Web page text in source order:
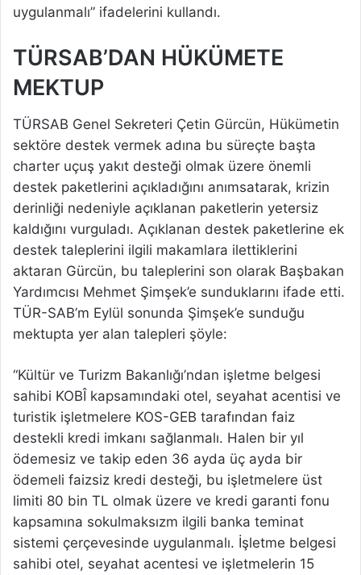
uygulanmalı” ifadelerini kullandı.
TÜRSAB’DAN HÜKÜMETE
MEKTUP
TÜRSAB Genel Sekreteri Çetin Gürcün, Hükümetin
sektöre destek vermek adına bu süreçte başta
charter uçuş yakıt desteği olmak üzere önemli
destek paketlerini açıkladığını anımsatarak, krizin
derinliği nedeniyle açıklanan paketlerin yetersiz
kaldığını vurguladı. Açıklanan destek paketlerine ek
destek taleplerini ilgili makamlara ilettiklerini
aktaran Gürcün, bu taleplerini son olarak Başbakan
Yardımcısı Mehmet Şimşek’e sunduklarını ifade etti.
TÜR-SAB’m Eylül sonunda Şimşek’e sunduğu
mektupta yer alan talepleri şöyle:
“Kültür ve Turizm Bakanlığı’ndan işletme belgesi
sahibi KOBÎ kapsamındaki otel, seyahat acentisi ve
turistik işletmelere KOS-GEB tarafından faiz
destekli kredi imkanı sağlanmalı. Halen bir yıl
ödemesiz ve takip eden 36 ayda üç ayda bir
ödemeli faizsiz kredi desteği, bu işletmelere üst
limiti 80 bin TL olmak üzere ve kredi garanti fonu
kapsamına sokulmaksızm ilgili banka teminat
sistemi çerçevesinde uygulanmalı. İşletme belgesi
sahibi otel, seyahat acentesi ve işletmelerin 15